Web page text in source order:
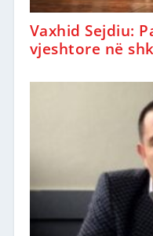
Vaxhid Sejdiu:
vjeshtore në